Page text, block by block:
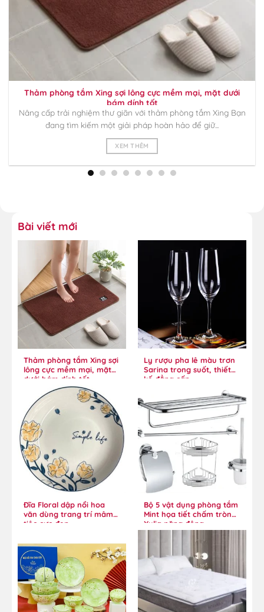
Thảm phòng tắm Xing sợi lông cực mềm mại, mặt dưới
bám dính tốt
Nâng cấp trải nghiệm thư giãn với thảm phòng tắm Xing Bạn
đang tìm kiếm một giải pháp hoàn hảo để giữ...
XEM THÊM
Bài viết mới
Thảm phòng tắm Xing sợi
lông cực mềm mại, mặt
dưới bám dính tốt
Ly rượu pha lê màu trơn
Sarina trong suốt, thiết
kế đẳng cấp
Đĩa Floral dập nổi hoa
văn dùng trang trí mâm
tiệc cực đẹp
Bộ 5 vật dụng phòng tắm
Mint họa tiết chấm tròn
Xylia năng động